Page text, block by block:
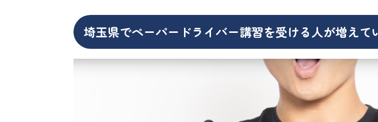
埼玉県でペーパードライバー講習を受ける人が増えて